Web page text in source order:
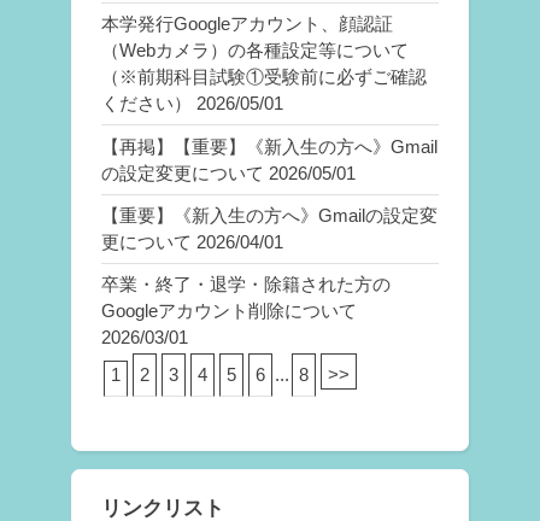
本学発行Googleアカウント、顔認証
（Webカメラ）の各種設定等について
（※前期科目試験①受験前に必ずご確認
ください）
2026/05/01
【再掲】【重要】《新入生の方へ》Gmail
の設定変更について 2026/05/01
【重要】《新入生の方へ》Gmailの設定変
更について 2026/04/01
卒業・終了・退学・除籍された方の
Googleアカウント削除について
2026/03/01
1
2 3 4 5 6 ... 8 >>
リンクリスト